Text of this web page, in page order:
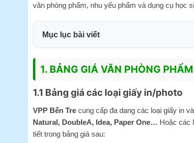
văn phòng phẩm, nhu yếu phẩm và dụng cụ học
Mục lục bài viết
1. BẢNG GIÁ VĂN PHÒNG PHẨM
1.1 Bảng giá các loại giấy in/photo
VPP Bến Tre cung cấp đa dạng các loại giấy in
Natural, DoubleA, Idea, Paper One… Hoặc các
tiết trong bảng giá sau: